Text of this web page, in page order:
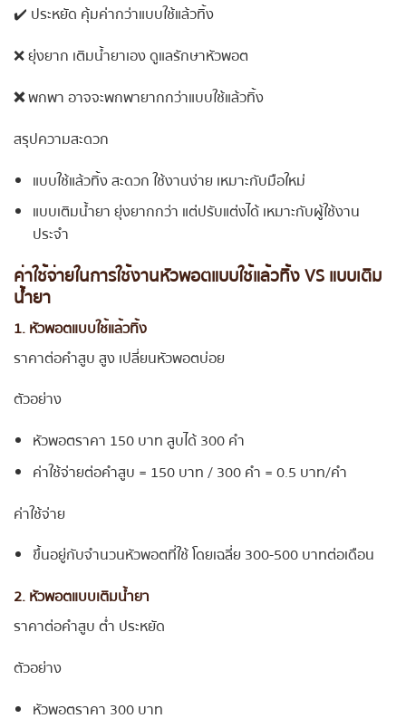
✔️ ประหยัด คุ้มค่ากว่าแบบใช้แล้วทิ้ง
❌ ยุ่งยาก เติมน้ำยาเอง ดูแลรักษาหัวพอต
❌พกพา อาจจะพกพายากกว่าแบบใช้แล้วทิ้ง
สรุปความสะดวก
แบบใช้แล้วทิ้ง สะดวก ใช้งานง่าย เหมาะกับมือใหม่
แบบเติมน้ำยา ยุ่งยากกว่า แต่ปรับแต่งได้ เหมาะกับผู้ใช้งาน
ประจำ
ค่าใช้จ่ายในการใช้งานหัวพอตแบบใช้แล้วทิ้ง VS แบบเติม
น้ำยา
1. หัวพอตแบบใช้แล้วทิ้ง
ราคาต่อคำสูบ สูง เปลี่ยนหัวพอตบ่อย
ตัวอย่าง
หัวพอตราคา 150 บาท สูบได้ 300 คำ
ค่าใช้จ่ายต่อคำสูบ = 150 บาท / 300 คำ = 0.5 บาท/คำ
ค่าใช้จ่าย
ขึ้นอยู่กับจำนวนหัวพอตที่ใช้ โดยเฉลี่ย 300-500 บาทต่อเดือน
2. หัวพอตแบบเติมน้ำยา
ราคาต่อคำสูบ ต่ำ ประหยัด
ตัวอย่าง
หัวพอตราคา 300 บาท